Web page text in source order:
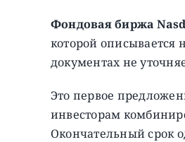
Фондовая биржа
которой описывается
документах не
Это первое
инвесторам
Окончательный срок